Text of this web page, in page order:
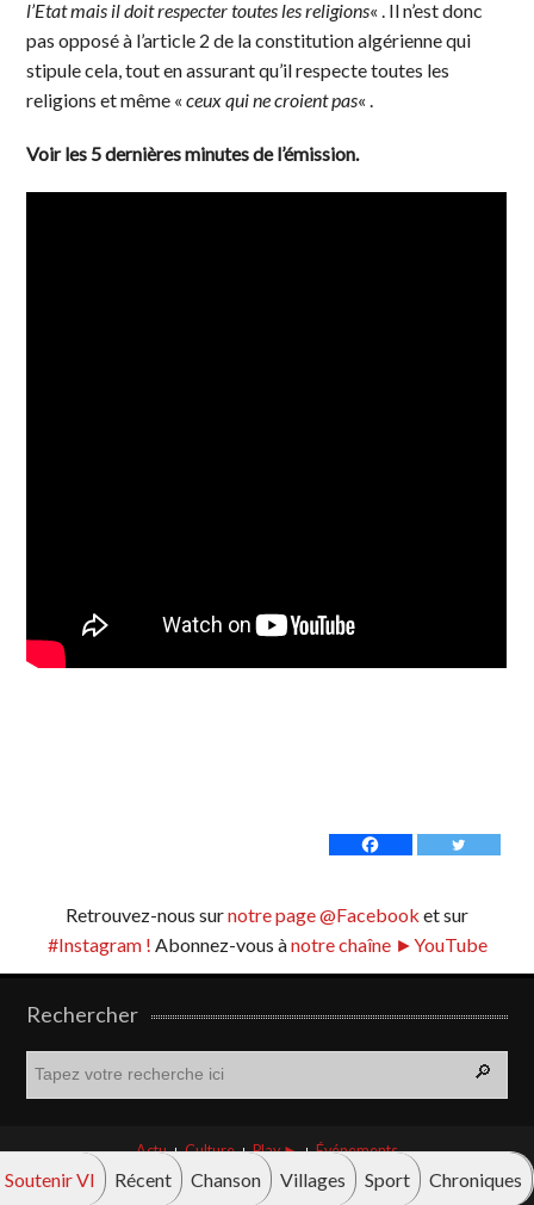
l’Etat mais il doit respecter toutes les religions« . Il n’est donc
pas opposé à l’article 2 de la constitution algérienne qui
stipule cela, tout en assurant qu’il respecte toutes les
religions et même «ceux qui ne croient pas« .
Voir les 5 dernières minutes de l’émission.
Retrouvez-nous surnotre page @Facebook et sur
#Instagram ! Abonnez-vous ànotre chaîne ►YouTube
Soutenir VI Récent Chanson Villages Sport Chroniques
Rechercher
e
r
Actu Culture Play ► Événements
© Vava innova 2026. Tous droits réservés.